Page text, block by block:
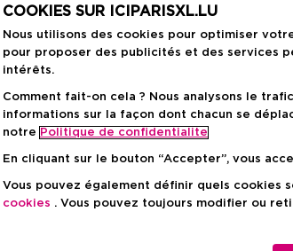
COOKIES SUR ICIPARISXL.LU
Nous utilisons des cookies pour optimiser
pour proposer des publicités et des services
intérêts.
Comment fait-on cela ? Nous analysons le
informations sur la façon dont chacun se
notre Politique de confidentialite
En cliquant sur le bouton “Accepter”, vous
Vous pouvez également définir quels cookies
cookies . Vous pouvez toujours modifier ou